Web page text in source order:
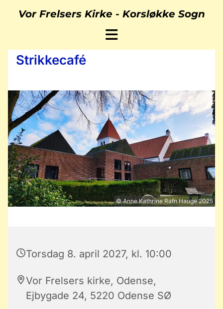
Vor Frelsers Kirke - Korsløkke Sogn
Strikkecafé
© Anne Kathrine Rafn Hauge 2025
Torsdag 8. april 2027, kl. 10:00
Vor Frelsers kirke, Odense,
Ejbygade 24, 5220 Odense SØ